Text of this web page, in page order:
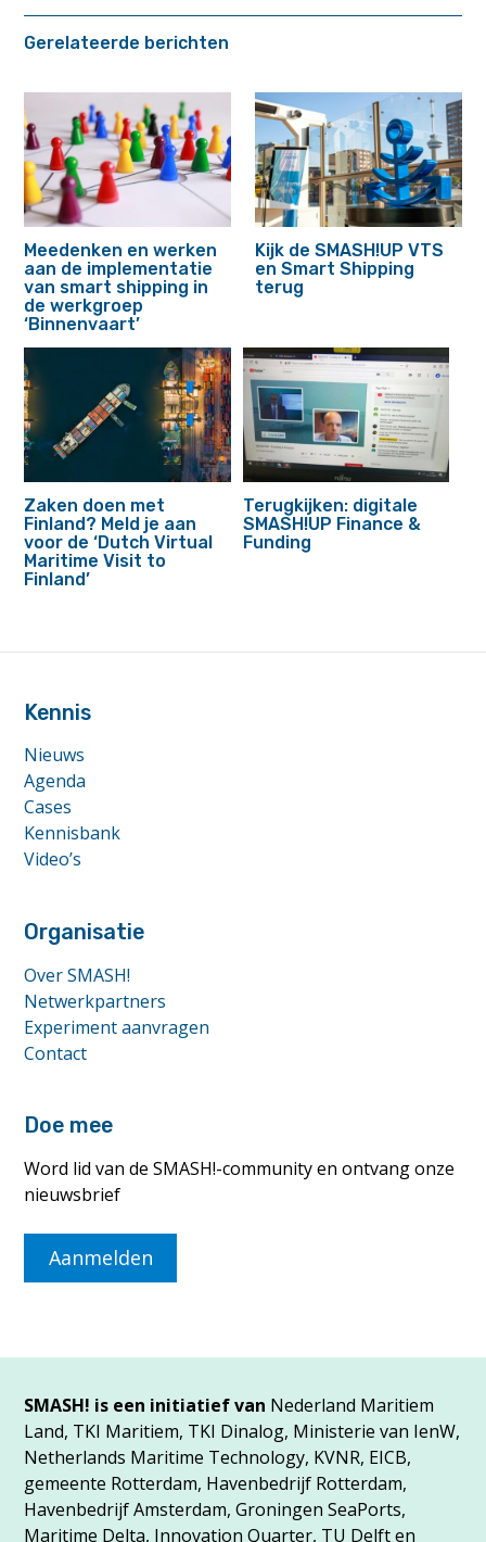
Gerelateerde berichten
Meedenken en werken
aan de implementatie
van smart shipping in
de werkgroep
‘Binnenvaart’
Kijk de SMASH!UP VTS
en Smart Shipping
terug
Zaken doen met
Finland? Meld je aan
voor de ‘Dutch Virtual
Maritime Visit to
Finland’
Terugkijken: digitale
SMASH!UP Finance &
Funding
Kennis
Nieuws
Agenda
Cases
Kennisbank
Video’s
Organisatie
Over SMASH!
Netwerkpartners
Experiment aanvragen
Contact
Doe mee
Word lid van de SMASH!-community en ontvang onze
nieuwsbrief
Aanmelden
SMASH! is een initiatief van Nederland Maritiem
Land, TKI Maritiem, TKI Dinalog, Ministerie van IenW,
Netherlands Maritime Technology, KVNR, EICB,
gemeente Rotterdam, Havenbedrijf Rotterdam,
Havenbedrijf Amsterdam, Groningen SeaPorts,
Maritime Delta, Innovation Quarter, TU Delft en